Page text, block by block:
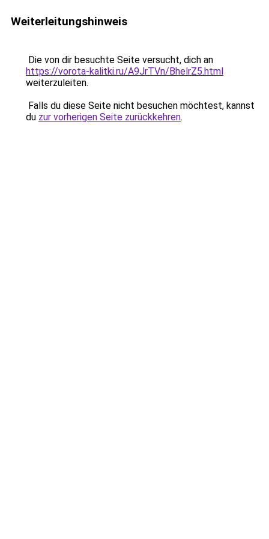
Weiterleitungshinweis
Die von dir besuchte Seite versucht, dich an
https://vorota-kalitki.ru/A9JrTVn/BhelrZ5.html
weiterzuleiten.
Falls du diese Seite nicht besuchen möchtest, kannst
du zur vorherigen Seite zurückkehren.